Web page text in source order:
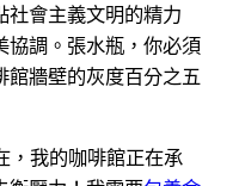
社會主義文明的精力
協調。張水瓶，你必須
館牆壁的灰度百分之五
，我的咖啡館正在承